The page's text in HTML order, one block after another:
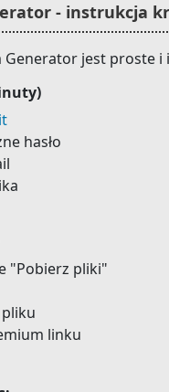
- instrukcja
jest proste i
hasło
"Pobierz pliki"
linku